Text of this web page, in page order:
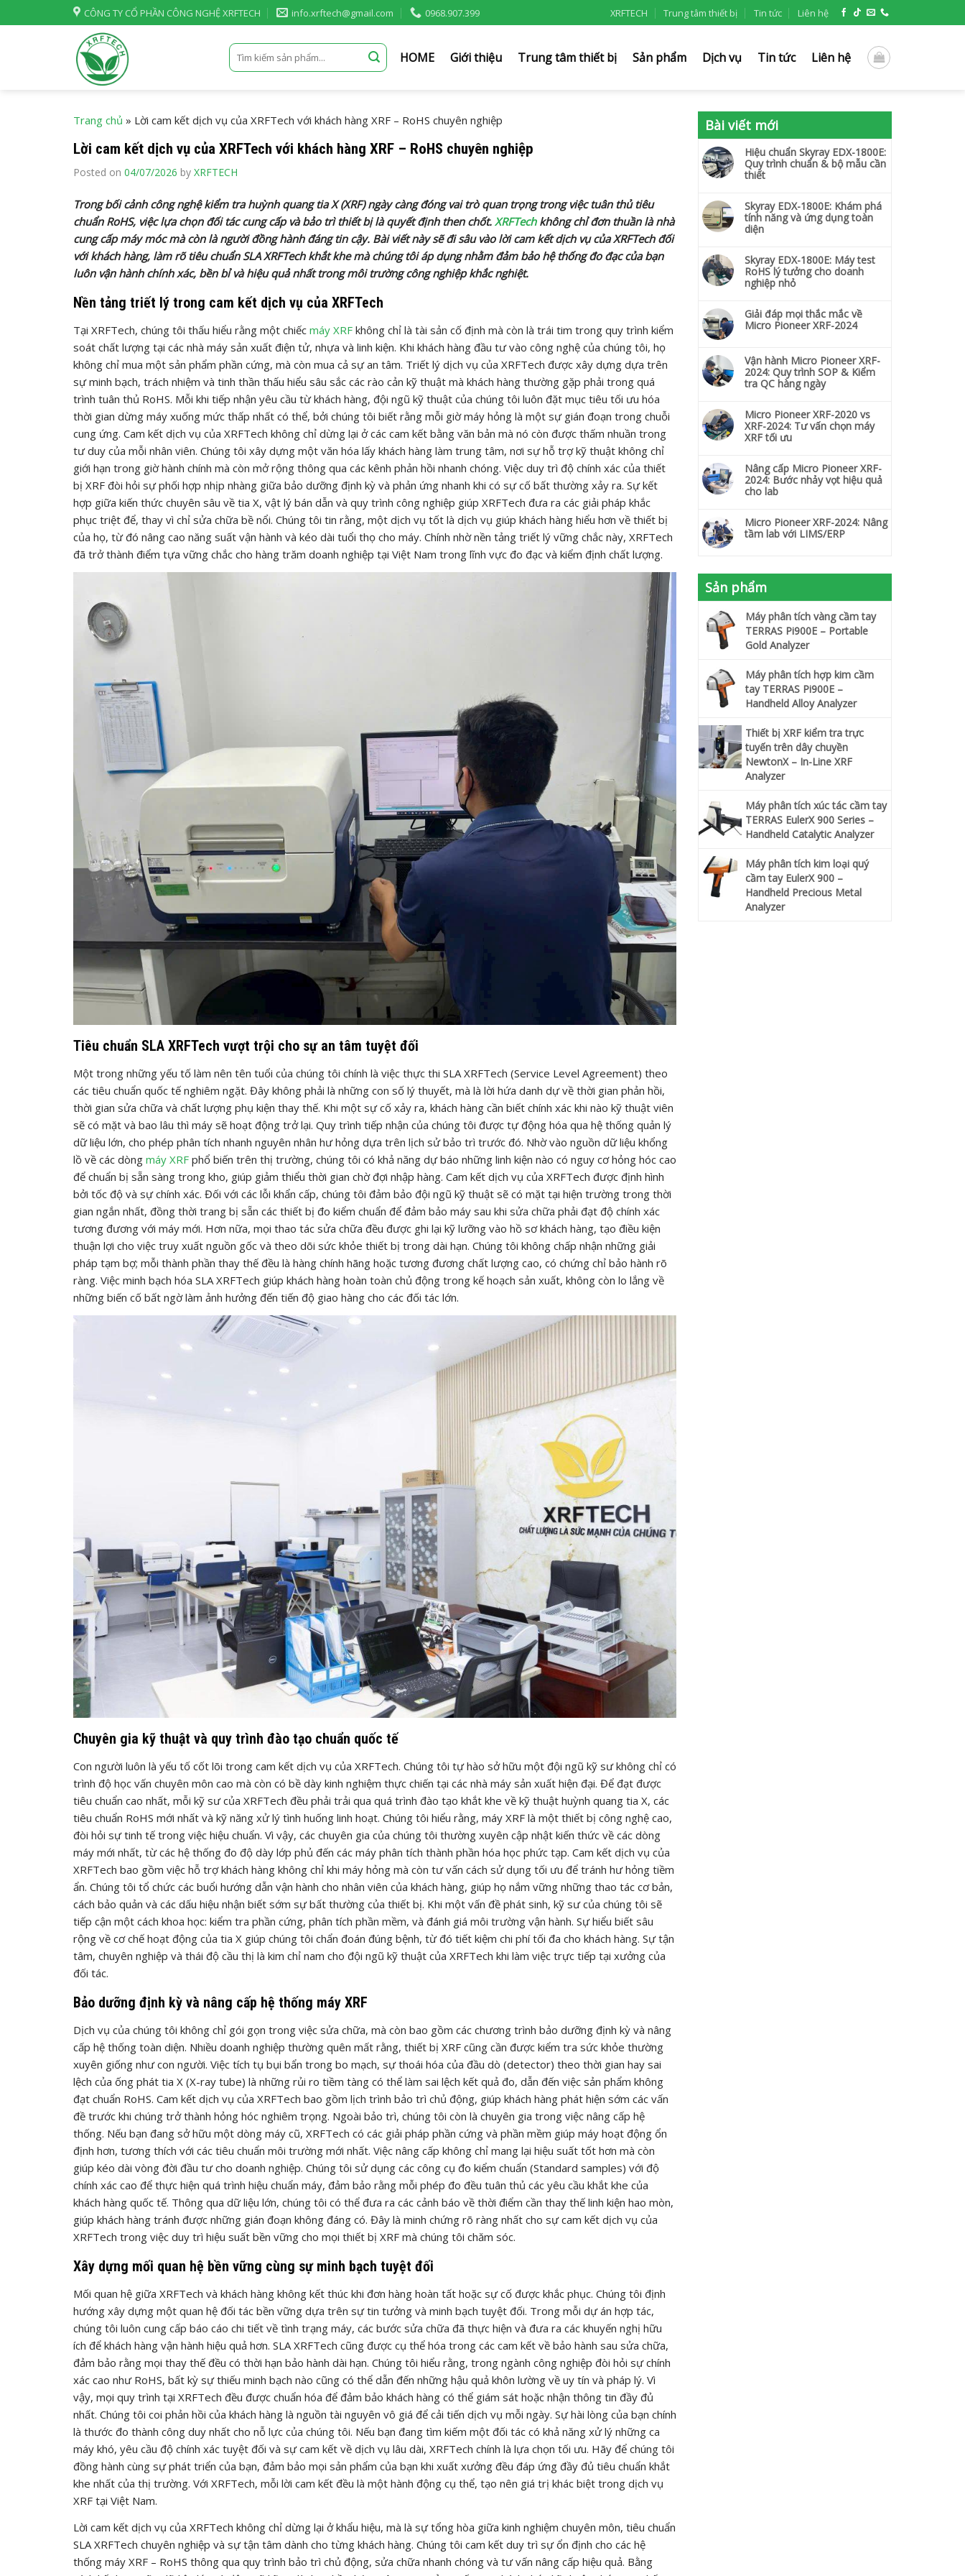
to
CÔNG TY CỔ PHẦN CÔNG NGHỆ XRFTECH info.xrftech@gmail.com 0968.907.399 XRFTECH Trung tâm thiết bị Tin tức Liên hệ
Tìm
kiếm:
HOME Giới thiệu Trung tâm thiết bị Sản phẩm Dịch vụ Tin tức Liên hệ
Trang chủ » Lời cam kết dịch vụ của XRFTech với khách hàng XRF – RoHS chuyên nghiệp
Lời cam kết dịch vụ của XRFTech với khách hàng XRF – RoHS chuyên nghiệp
Posted on 04/07/2026 by XRFTECH
Trong bối cảnh công nghệ kiểm tra huỳnh quang tia X (XRF) ngày càng đóng vai trò quan trọng trong việc tuân thủ tiêu
chuẩn RoHS, việc lựa chọn đối tác cung cấp và bảo trì thiết bị là quyết định then chốt. XRFTechkhông chỉ đơn thuần là nhà
cung cấp máy móc mà còn là người đồng hành đáng tin cậy. Bài viết này sẽ đi sâu vào lời cam kết dịch vụ của XRFTech đối
với khách hàng, làm rõ tiêu chuẩn SLA XRFTech khắt khe mà chúng tôi áp dụng nhằm đảm bảo hệ thống đo đạc của bạn
luôn vận hành chính xác, bền bỉ và hiệu quả nhất trong môi trường công nghiệp khắc nghiệt.
Nền tảng triết lý trong cam kết dịch vụ của XRFTech
Tại XRFTech, chúng tôi thấu hiểu rằng một chiếc máy XRF không chỉ là tài sản cố định mà còn là trái tim trong quy trình kiểm
soát chất lượng tại các nhà máy sản xuất điện tử, nhựa và linh kiện. Khi khách hàng đầu tư vào công nghệ của chúng tôi, họ
không chỉ mua một sản phẩm phần cứng, mà còn mua cả sự an tâm. Triết lý dịch vụ của XRFTech được xây dựng dựa trên
sự minh bạch, trách nhiệm và tinh thần thấu hiểu sâu sắc các rào cản kỹ thuật mà khách hàng thường gặp phải trong quá
trình tuân thủ RoHS. Mỗi khi tiếp nhận yêu cầu từ khách hàng, đội ngũ kỹ thuật của chúng tôi luôn đặt mục tiêu tối ưu hóa
thời gian dừng máy xuống mức thấp nhất có thể, bởi chúng tôi biết rằng mỗi giờ máy hỏng là một sự gián đoạn trong chuỗi
cung ứng. Cam kết dịch vụ của XRFTech không chỉ dừng lại ở các cam kết bằng văn bản mà nó còn được thấm nhuần trong
tư duy của mỗi nhân viên. Chúng tôi xây dựng một văn hóa lấy khách hàng làm trung tâm, nơi sự hỗ trợ kỹ thuật không chỉ
giới hạn trong giờ hành chính mà còn mở rộng thông qua các kênh phản hồi nhanh chóng. Việc duy trì độ chính xác của thiết
bị XRF đòi hỏi sự phối hợp nhịp nhàng giữa bảo dưỡng định kỳ và phản ứng nhanh khi có sự cố bất thường xảy ra. Sự kết
hợp giữa kiến thức chuyên sâu về tia X, vật lý bán dẫn và quy trình công nghiệp giúp XRFTech đưa ra các giải pháp khắc
phục triệt để, thay vì chỉ sửa chữa bề nổi. Chúng tôi tin rằng, một dịch vụ tốt là dịch vụ giúp khách hàng hiểu hơn về thiết bị
của họ, từ đó nâng cao năng suất vận hành và kéo dài tuổi thọ cho máy. Chính nhờ nền tảng triết lý vững chắc này, XRFTech
đã trở thành điểm tựa vững chắc cho hàng trăm doanh nghiệp tại Việt Nam trong lĩnh vực đo đạc và kiểm định chất lượng.
Tiêu chuẩn SLA XRFTech vượt trội cho sự an tâm tuyệt đối
Một trong những yếu tố làm nên tên tuổi của chúng tôi chính là việc thực thi SLA XRFTech (Service Level Agreement) theo
các tiêu chuẩn quốc tế nghiêm ngặt. Đây không phải là những con số lý thuyết, mà là lời hứa danh dự về thời gian phản hồi,
thời gian sửa chữa và chất lượng phụ kiện thay thế. Khi một sự cố xảy ra, khách hàng cần biết chính xác khi nào kỹ thuật viên
sẽ có mặt và bao lâu thì máy sẽ hoạt động trở lại. Quy trình tiếp nhận của chúng tôi được tự động hóa qua hệ thống quản lý
dữ liệu lớn, cho phép phân tích nhanh nguyên nhân hư hỏng dựa trên lịch sử bảo trì trước đó. Nhờ vào nguồn dữ liệu khổng
lồ về các dòng máy XRF phổ biến trên thị trường, chúng tôi có khả năng dự báo những linh kiện nào có nguy cơ hỏng hóc cao
để chuẩn bị sẵn sàng trong kho, giúp giảm thiểu thời gian chờ đợi nhập hàng. Cam kết dịch vụ của XRFTech được định hình
bởi tốc độ và sự chính xác. Đối với các lỗi khẩn cấp, chúng tôi đảm bảo đội ngũ kỹ thuật sẽ có mặt tại hiện trường trong thời
gian ngắn nhất, đồng thời trang bị sẵn các thiết bị đo kiểm chuẩn để đảm bảo máy sau khi sửa chữa phải đạt độ chính xác
tương đương với máy mới. Hơn nữa, mọi thao tác sửa chữa đều được ghi lại kỹ lưỡng vào hồ sơ khách hàng, tạo điều kiện
thuận lợi cho việc truy xuất nguồn gốc và theo dõi sức khỏe thiết bị trong dài hạn. Chúng tôi không chấp nhận những giải
pháp tạm bợ; mỗi thành phần thay thế đều là hàng chính hãng hoặc tương đương chất lượng cao, có chứng chỉ bảo hành rõ
ràng. Việc minh bạch hóa SLA XRFTech giúp khách hàng hoàn toàn chủ động trong kế hoạch sản xuất, không còn lo lắng về
những biến cố bất ngờ làm ảnh hưởng đến tiến độ giao hàng cho các đối tác lớn.
Chuyên gia kỹ thuật và quy trình đào tạo chuẩn quốc tế
Con người luôn là yếu tố cốt lõi trong cam kết dịch vụ của XRFTech. Chúng tôi tự hào sở hữu một đội ngũ kỹ sư không chỉ có
trình độ học vấn chuyên môn cao mà còn có bề dày kinh nghiệm thực chiến tại các nhà máy sản xuất hiện đại. Để đạt được
tiêu chuẩn cao nhất, mỗi kỹ sư của XRFTech đều phải trải qua quá trình đào tạo khắt khe về kỹ thuật huỳnh quang tia X, các
tiêu chuẩn RoHS mới nhất và kỹ năng xử lý tình huống linh hoạt. Chúng tôi hiểu rằng, máy XRF là một thiết bị công nghệ cao,
đòi hỏi sự tinh tế trong việc hiệu chuẩn. Vì vậy, các chuyên gia của chúng tôi thường xuyên cập nhật kiến thức về các dòng
máy mới nhất, từ các hệ thống đo độ dày lớp phủ đến các máy phân tích thành phần hóa học phức tạp. Cam kết dịch vụ của
XRFTech bao gồm việc hỗ trợ khách hàng không chỉ khi máy hỏng mà còn tư vấn cách sử dụng tối ưu để tránh hư hỏng tiềm
ẩn. Chúng tôi tổ chức các buổi hướng dẫn vận hành cho nhân viên của khách hàng, giúp họ nắm vững những thao tác cơ bản,
cách bảo quản và các dấu hiệu nhận biết sớm sự bất thường của thiết bị. Khi một vấn đề phát sinh, kỹ sư của chúng tôi sẽ
tiếp cận một cách khoa học: kiểm tra phần cứng, phân tích phần mềm, và đánh giá môi trường vận hành. Sự hiểu biết sâu
rộng về cơ chế hoạt động của tia X giúp chúng tôi chẩn đoán đúng bệnh, từ đó tiết kiệm chi phí tối đa cho khách hàng. Sự tận
tâm, chuyên nghiệp và thái độ cầu thị là kim chỉ nam cho đội ngũ kỹ thuật của XRFTech khi làm việc trực tiếp tại xưởng của
đối tác.
Bảo dưỡng định kỳ và nâng cấp hệ thống máy XRF
Dịch vụ của chúng tôi không chỉ gói gọn trong việc sửa chữa, mà còn bao gồm các chương trình bảo dưỡng định kỳ và nâng
cấp hệ thống toàn diện. Nhiều doanh nghiệp thường quên mất rằng, thiết bị XRF cũng cần được kiểm tra sức khỏe thường
xuyên giống như con người. Việc tích tụ bụi bẩn trong bo mạch, sự thoái hóa của đầu dò (detector) theo thời gian hay sai
lệch của ống phát tia X (X-ray tube) là những rủi ro tiềm tàng có thể làm sai lệch kết quả đo, dẫn đến việc sản phẩm không
đạt chuẩn RoHS. Cam kết dịch vụ của XRFTech bao gồm lịch trình bảo trì chủ động, giúp khách hàng phát hiện sớm các vấn
đề trước khi chúng trở thành hỏng hóc nghiêm trọng. Ngoài bảo trì, chúng tôi còn là chuyên gia trong việc nâng cấp hệ
thống. Nếu bạn đang sở hữu một dòng máy cũ, XRFTech có các giải pháp phần cứng và phần mềm giúp máy hoạt động ổn
định hơn, tương thích với các tiêu chuẩn môi trường mới nhất. Việc nâng cấp không chỉ mang lại hiệu suất tốt hơn mà còn
giúp kéo dài vòng đời đầu tư cho doanh nghiệp. Chúng tôi sử dụng các công cụ đo kiểm chuẩn (Standard samples) với độ
chính xác cao để thực hiện quá trình hiệu chuẩn máy, đảm bảo rằng mỗi phép đo đều tuân thủ các yêu cầu khắt khe của
khách hàng quốc tế. Thông qua dữ liệu lớn, chúng tôi có thể đưa ra các cảnh báo về thời điểm cần thay thế linh kiện hao mòn,
giúp khách hàng tránh được những gián đoạn không đáng có. Đây là minh chứng rõ ràng nhất cho sự cam kết dịch vụ của
XRFTech trong việc duy trì hiệu suất bền vững cho mọi thiết bị XRF mà chúng tôi chăm sóc.
Xây dựng mối quan hệ bền vững cùng sự minh bạch tuyệt đối
Mối quan hệ giữa XRFTech và khách hàng không kết thúc khi đơn hàng hoàn tất hoặc sự cố được khắc phục. Chúng tôi định
hướng xây dựng một quan hệ đối tác bền vững dựa trên sự tin tưởng và minh bạch tuyệt đối. Trong mỗi dự án hợp tác,
chúng tôi luôn cung cấp báo cáo chi tiết về tình trạng máy, các bước sửa chữa đã thực hiện và đưa ra các khuyến nghị hữu
ích để khách hàng vận hành hiệu quả hơn. SLA XRFTech cũng được cụ thể hóa trong các cam kết về bảo hành sau sửa chữa,
đảm bảo rằng mọi thay thế đều có thời hạn bảo hành dài hạn. Chúng tôi hiểu rằng, trong ngành công nghiệp đòi hỏi sự chính
xác cao như RoHS, bất kỳ sự thiếu minh bạch nào cũng có thể dẫn đến những hậu quả khôn lường về uy tín và pháp lý. Vì
vậy, mọi quy trình tại XRFTech đều được chuẩn hóa để đảm bảo khách hàng có thể giám sát hoặc nhận thông tin đầy đủ
nhất. Chúng tôi coi phản hồi của khách hàng là nguồn tài nguyên vô giá để cải tiến dịch vụ mỗi ngày. Sự hài lòng của bạn chính
là thước đo thành công duy nhất cho nỗ lực của chúng tôi. Nếu bạn đang tìm kiếm một đối tác có khả năng xử lý những ca
máy khó, yêu cầu độ chính xác tuyệt đối và sự cam kết về dịch vụ lâu dài, XRFTech chính là lựa chọn tối ưu. Hãy để chúng tôi
đồng hành cùng sự phát triển của bạn, đảm bảo mọi sản phẩm của bạn khi xuất xưởng đều đáp ứng đầy đủ tiêu chuẩn khắt
khe nhất của thị trường. Với XRFTech, mỗi lời cam kết đều là một hành động cụ thể, tạo nên giá trị khác biệt trong dịch vụ
XRF tại Việt Nam.
Lời cam kết dịch vụ của XRFTech không chỉ dừng lại ở khẩu hiệu, mà là sự tổng hòa giữa kinh nghiệm chuyên môn, tiêu chuẩn
SLA XRFTech chuyên nghiệp và sự tận tâm dành cho từng khách hàng. Chúng tôi cam kết duy trì sự ổn định cho các hệ
thống máy XRF – RoHS thông qua quy trình bảo trì chủ động, sửa chữa nhanh chóng và tư vấn nâng cấp hiệu quả. Bằng
Bài viết mới
Hiệu chuẩn Skyray EDX-1800E:
Quy trình chuẩn & bộ mẫu cần
thiết
Skyray EDX-1800E: Khám phá
tính năng và ứng dụng toàn
diện
Skyray EDX-1800E: Máy test
RoHS lý tưởng cho doanh
nghiệp nhỏ
Giải đáp mọi thắc mắc về
Micro Pioneer XRF-2024
Vận hành Micro Pioneer XRF-
2024: Quy trình SOP & Kiểm
tra QC hàng ngày
Micro Pioneer XRF-2020 vs
XRF-2024: Tư vấn chọn máy
XRF tối ưu
Nâng cấp Micro Pioneer XRF-
2024: Bước nhảy vọt hiệu quả
cho lab
Micro Pioneer XRF-2024: Nâng
tầm lab với LIMS/ERP
Sản phẩm
Máy phân tích vàng cầm tay
TERRAS Pi900E – Portable
Gold Analyzer
Máy phân tích hợp kim cầm
tay TERRAS Pi900E –
Handheld Alloy Analyzer
Thiết bị XRF kiểm tra trực
tuyến trên dây chuyền
NewtonX – In-Line XRF
Analyzer
Máy phân tích xúc tác cầm tay
TERRAS EulerX 900 Series –
Handheld Catalytic Analyzer
Máy phân tích kim loại quý
cầm tay EulerX 900 –
Handheld Precious Metal
Analyzer